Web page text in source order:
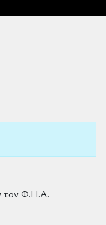
τον Φ.Π.Α.